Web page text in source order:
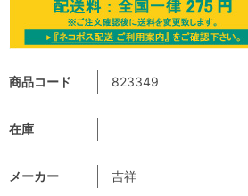
商品コード 823349
在庫
メーカー 吉祥